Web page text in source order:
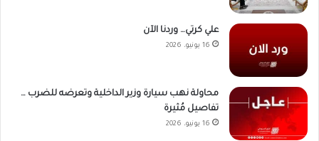
علي كرتي… وردنا الآن
16 يونيو، 2026
محاولة نهب سيارة وزير الداخلية وتعرضه للضرب …
تفاصيل مُثيرة
16 يونيو، 2026